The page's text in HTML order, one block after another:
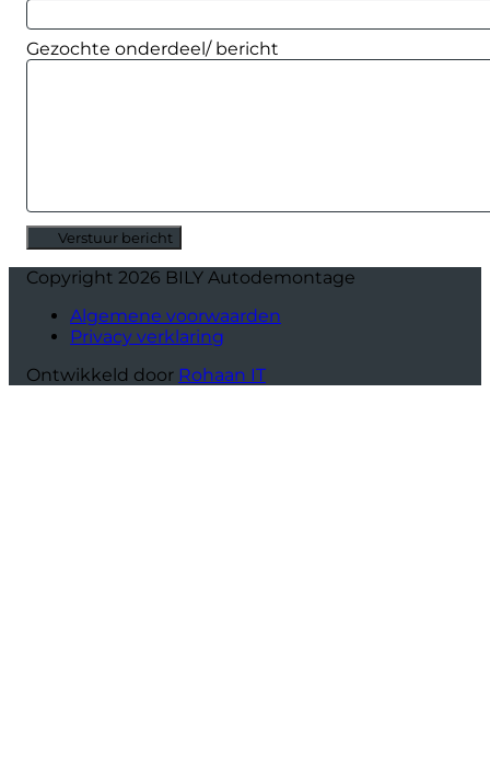
Gezochte onderdeel/ bericht
Verstuur bericht
Copyright 2026 BILY Autodemontage
Algemene voorwaarden
Privacy verklaring
Ontwikkeld door Rohaan IT